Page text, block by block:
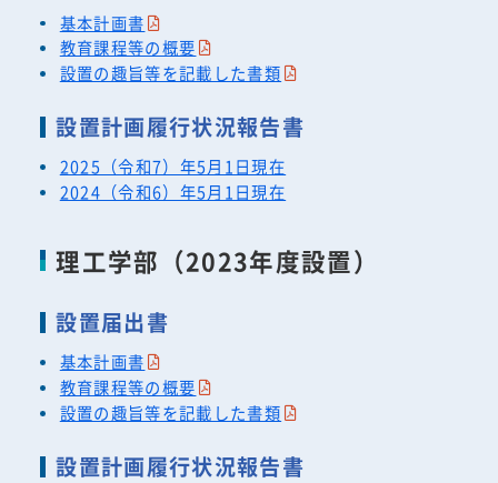
基本計画書
教育課程等の概要
設置の趣旨等を記載した書類
設置計画履行状況報告書
2025（令和7）年5月1日現在
2024（令和6）年5月1日現在
理工学部（2023年度設置）
設置届出書
基本計画書
教育課程等の概要
設置の趣旨等を記載した書類
設置計画履行状況報告書